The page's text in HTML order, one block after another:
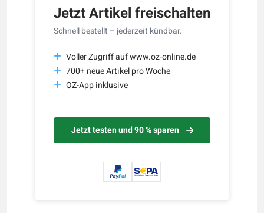
Jetzt Artikel freischalten
Schnell bestellt – jederzeit kündbar.
Voller Zugriff auf www.oz-online.de
700+ neue Artikel pro Woche
OZ-App inklusive
Jetzt testen und 90 % sparen